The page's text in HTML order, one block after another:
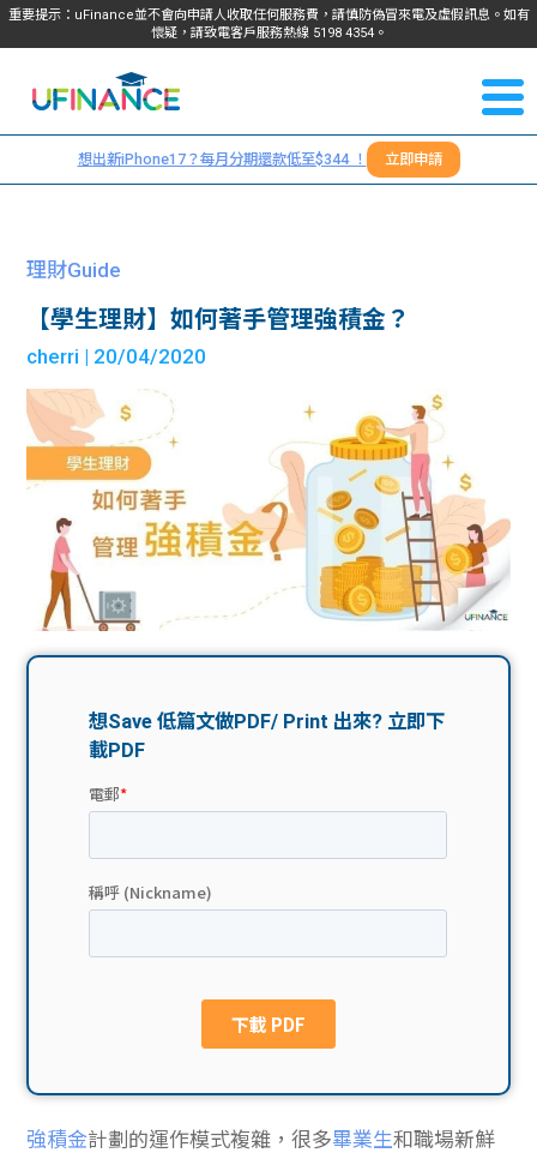
重要提示：uFinance並不會向申請人收取任何服務費，請慎防偽冒來電及虛假訊息。如有
懷疑，請致電客戶服務熱線 5198 4354。
我們
服務
貸款
貸款
計算
機
故事
生學
費貸
款
貸款
計數
資訊
Blog
大專
生筍
介
de
han
ge
Gui
常見
問題
學生
uFina
校園
贊助
聯絡
們
＋
想出新iPhone17？每月分期還款低至$344 ！ 立即申請
理財Guide
【學生理財】如何著手管理強積金？
cherri | 20/04/2020
強積金計劃的運作模式複雜，很多畢業生和職場新鮮